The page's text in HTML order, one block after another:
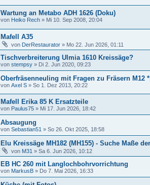
Wartung an Metabo ADH 1626 (Doku)
von Heiko Rech » Mi 10. Sep 2008, 20:04
Mafell A35
von DerRestaurator » Mo 22. Jun 2026, 01:11
Tischverbreiterung Ulmia 1610 Kreissäge?
von stempsy » Di 2. Jun 2020, 09:23
Oberfräsenneuling mit Fragen zu Fräsern M12
von Axel S » So 1. Dez 2013, 20:22
Mafell Erika 85 K Ersatzteile
von Paulus75 » Mi 17. Jun 2026, 18:42
Absaugung
von Sebastian51 » So 26. Okt 2025, 18:58
Elu Kreissäge MH182 (MH155) - Suche Maße
von M31 » Sa 6. Jun 2026, 10:12
EB HC 260 mit Langlochbohrvorrichtung
von MarkusB » Do 7. Mai 2026, 16:33